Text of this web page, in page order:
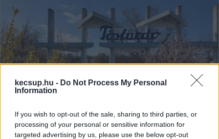
kecsup.hu - Do Not Process My Personal
Information
If you wish to opt-out of the sale, sharing to third parties, or
processing of your personal or sensitive information for
targeted advertising by us, please use the below opt-out
Egy időre bezárja kapuit a Tősfürdő,